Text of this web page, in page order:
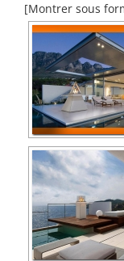
[Montrer sous